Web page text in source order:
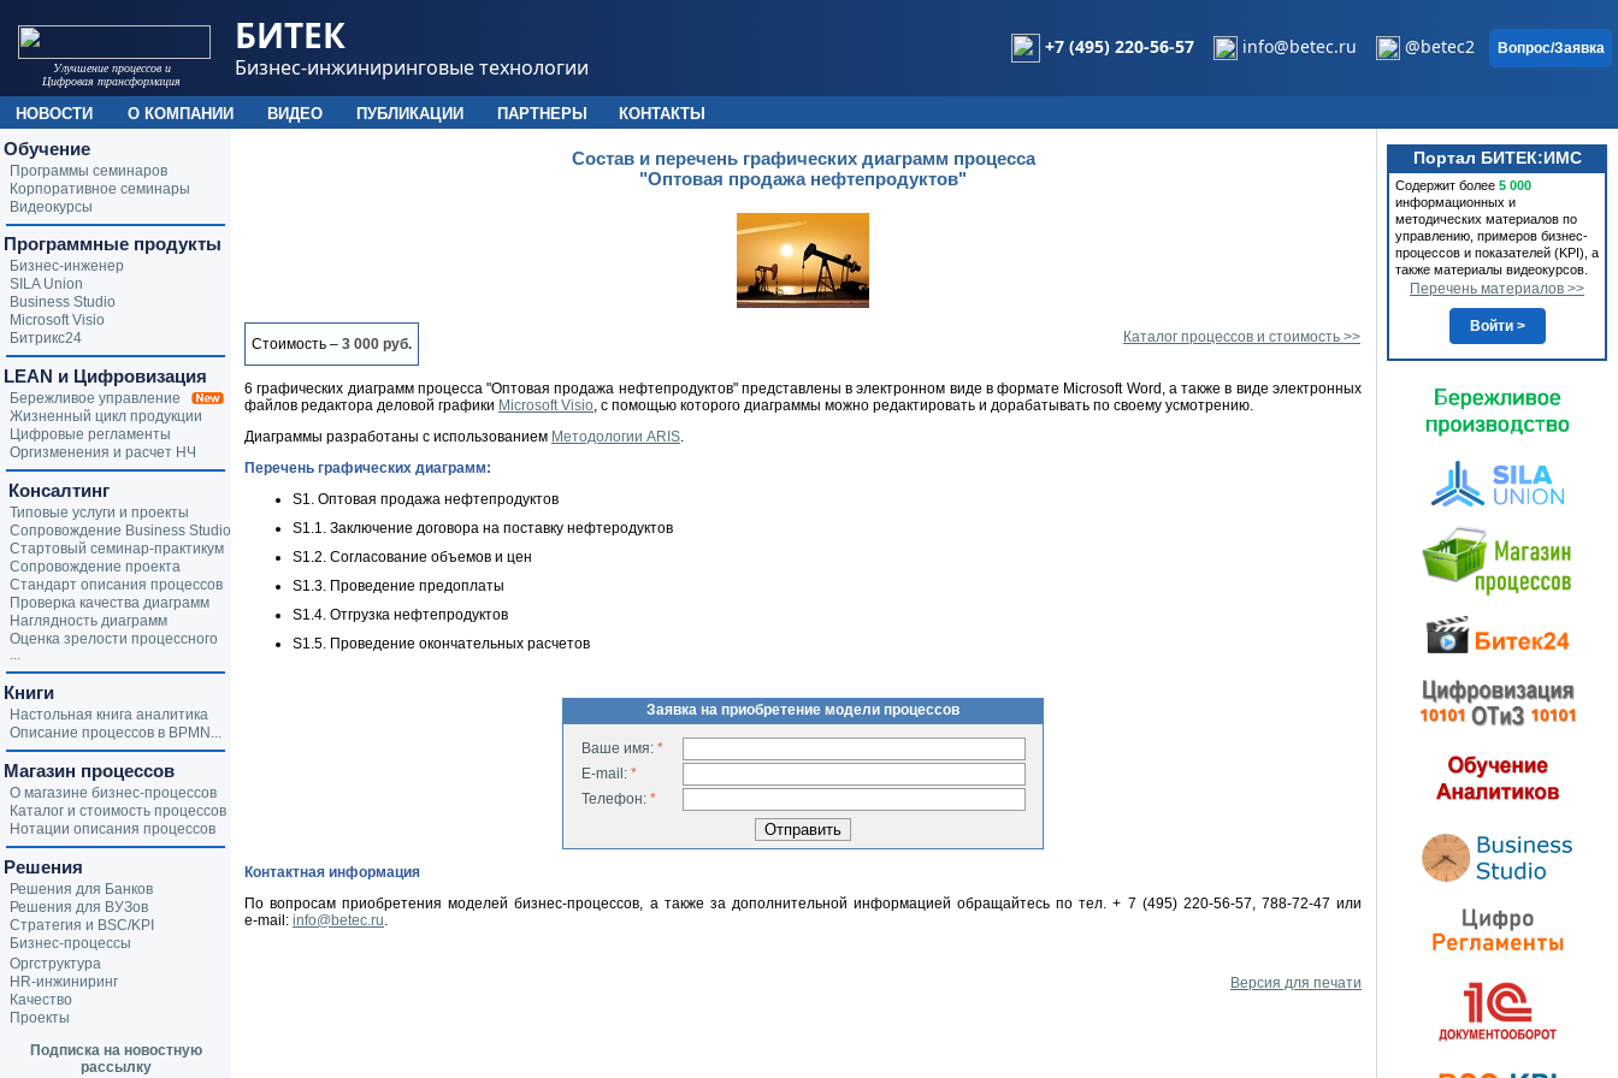
Состав и перечень графических диаграмм процесса
"Оптовая продажа нефтепродуктов"
Стоимость – 3 000 руб. Каталог процессов и стоимость >>
6 графических диаграмм процесса "Оптовая продажа нефтепродуктов" представлены в электронном виде в формате Microsoft Word, а также в виде электронных
файлов редактора деловой графики Microsoft Visio, с помощью которого диаграммы можно редактировать и дорабатывать по своему усмотрению.
Диаграммы разработаны с использованием Методологии ARIS.
Перечень графических диаграмм:
S1. Оптовая продажа нефтепродуктов
S1.1. Заключение договора на поставку нефтеродуктов
S1.2. Согласование объемов и цен
S1.3. Проведение предоплаты
S1.4. Отгрузка нефтепродуктов
S1.5. Проведение окончательных расчетов
Заявка на приобретение модели процессов
Ваше имя: *
E-mail: *
Телефон: *
Контактная информация
По вопросам приобретения моделей бизнес-процессов, а также за дополнительной информацией обращайтесь по тел.+ 7 (495) 220-56-57, 788-72-47 или
e-mail: info@betec.ru.
Версия для печати
Портал БИТЕК:ИМС
Содержит более 5 000
информационных и
методических материалов по
управлению, примеров бизнес-
процессов и показателей (KPI), а
также материалы видеокурсов.
Перечень материалов >>
Войти >
Обучение
Программы семинаров
Корпоративное семинары
Видеокурсы
Программные продукты
Бизнес-инженер
SILA Union
Business Studio
Microsoft Visio
Битрикс24
LEAN и Цифровизация
Бережливое управление
Жизненный цикл продукции
Цифровые регламенты
Оргизменения и расчет НЧ
Консалтинг
Типовые услуги и проекты
Сопровождение Business Studio
Стартовый семинар-практикум
Сопровождение проекта
Стандарт описания процессов
Проверка качества диаграмм
Наглядность диаграмм
Оценка зрелости процессного
...
Книги
Настольная книга аналитика
Описание процессов в BPMN...
Магазин процессов
О магазине бизнес-процессов
Каталог и стоимость процессов
Нотации описания процессов
Решения
Решения для Банков
Решения для ВУЗов
Стратегия и BSC/KPI
Бизнес-процессы
Оргструктура
HR-инжиниринг
Качество
Проекты
Подписка на новостную
рассылку
Улучшение процессов и
Цифровая трансформация
БИТЕК
Бизнес-инжиниринговые технологии
+7 (495) 220-56-57 info@betec.ru @betec2 Вопрос/Заявка
НОВОСТИ О КОМПАНИИ ВИДЕО ПУБЛИКАЦИИ ПАРТНЕРЫ КОНТАКТЫ